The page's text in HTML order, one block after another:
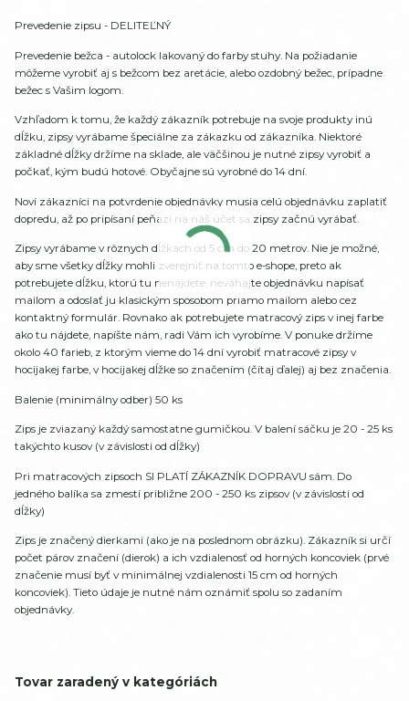
Prevedenie zipsu - DELITEĽNÝ
Prevedenie bežca - autolock lakovaný do farby stuhy. Na požiadanie
môžeme vyrobiť aj s bežcom bez aretácie, alebo ozdobný bežec, prípadne
bežec s Vašim logom.
Vzhľadom k tomu, že každý zákazník potrebuje na svoje produkty inú
dĺžku, zipsy vyrábame špeciálne za zákazku od zákazníka. Niektoré
základné dĺžky držíme na sklade, ale väčšinou je nutné zipsy vyrobiť a
počkať, kým budú hotové. Obyčajne sú vyrobné do 14 dní.
Noví zákazníci na potvrdenie objednávky musia celú objednávku zaplatiť
dopredu, až po pripísaní peňazí na náš účet sa zipsy začnú vyrábať.
Zipsy vyrábame v rôznych dĺžkach od 5 cm do 20 metrov. Nie je možné,
aby sme všetky dĺžky mohli zverejniť na tomto e-shope, preto ak
potrebujete dĺžku, ktorú tu nenájdete, neváhajte objednávku napísať
mailom a odoslať ju klasickým spôsobom priamo mailom alebo cez
kontaktný formulár. Rovnako ak potrebujete matracový zips v inej farbe
ako tu nájdete, napíšte nám, radi Vám ich vyrobíme. V ponuke držíme
okolo 40 farieb, z ktorým vieme do 14 dní vyrobiť matracové zipsy v
hocijakej farbe, v hocijakej dĺžke so značením (čítaj ďalej) aj bez značenia.
Balenie (minimálny odber) 50 ks
Zips je zviazaný každý samostatne gumičkou. V balení sáčku je 20 - 25 ks
takýchto kusov (v závislosti od dĺžky)
Pri matracových zipsoch SI PLATÍ ZÁKAZNÍK DOPRAVU sám. Do
jedného balíka sa zmestí približne 200 - 250 ks zipsov (v závislosti od
dĺžky)
Zips je značený dierkami (ako je na poslednom obrázku). Zákazník si určí
počet párov značení (dierok) a ich vzdialenosť od horných koncoviek (prvé
značenie musí byť v minimálnej vzdialenosti 15 cm od horných
koncoviek). Tieto údaje je nutné nám oznámiť spolu so zadaním
objednávky.
Tovar zaradený v kategóriách